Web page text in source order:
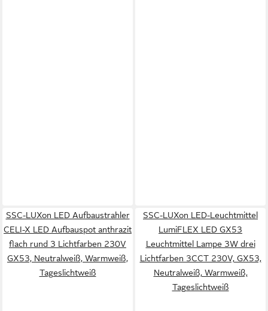
SSC-LUXon LED Aufbaustrahler
CELI-X LED Aufbauspot anthrazit
flach rund 3 Lichtfarben 230V
GX53, Neutralweiß, Warmweiß,
Tageslichtweiß
SSC-LUXon LED-Leuchtmittel
LumiFLEX LED GX53
Leuchtmittel Lampe 3W drei
Lichtfarben 3CCT 230V, GX53,
Neutralweiß, Warmweiß,
Tageslichtweiß